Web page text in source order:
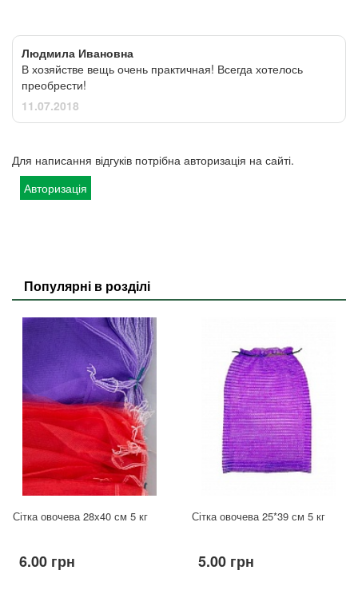
Людмила Ивановна
В хозяйстве вещь очень практичная! Всегда хотелось
преобрести!
11.07.2018
Для написання відгуків потрібна авторизація на сайті.
Авторизація
Популярні в розділі
Сітка овочева 28х40 см 5 кг
6.00 грн
Сітка овочева 25*39 см 5 кг
5.00 грн